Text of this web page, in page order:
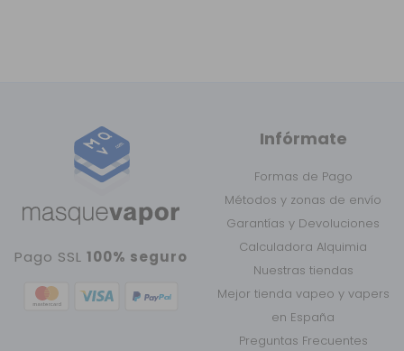
Pago SSL100% seguro
Infórmate
Formas de Pago
Métodos y zonas de envío
Garantías y Devoluciones
Calculadora Alquimia
Nuestras tiendas
Mejor tienda vapeo y vapers
en España
Preguntas Frecuentes